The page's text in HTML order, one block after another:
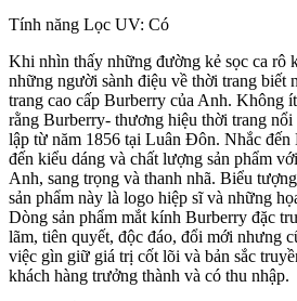
Tính năng Lọc UV: Có
Khi nhìn thấy những đường kẻ sọc ca rô
những người sành điệu về thời trang biết
trang cao cấp Burberry của Anh. Không
rằng Burberry- thương hiệu thời trang nổi
lập từ năm 1856 tại Luân Đôn. Nhắc đến
đến kiểu dáng và chất lượng sản phẩm
Anh, sang trọng và thanh nhã. Biểu
sản phẩm này là logo hiệp sĩ và những
Dòng sản phẩm mắt kính Burberry đặc
lãm, tiên quyết, độc đáo, đổi mới nhưng
việc gìn giữ giá trị cốt lõi và bản sắc
khách hàng trưởng thành và có thu nhập.